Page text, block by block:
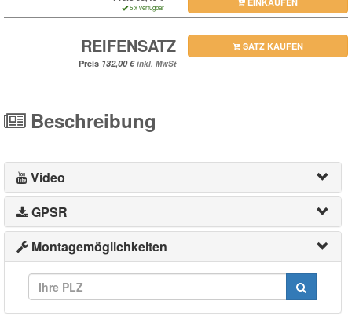
5 x verfügbar
REIFENSATZ
Preis inkl. MwSt
SATZ KAUFEN
Beschreibung
Video
GPSR
Montagemöglichkeiten